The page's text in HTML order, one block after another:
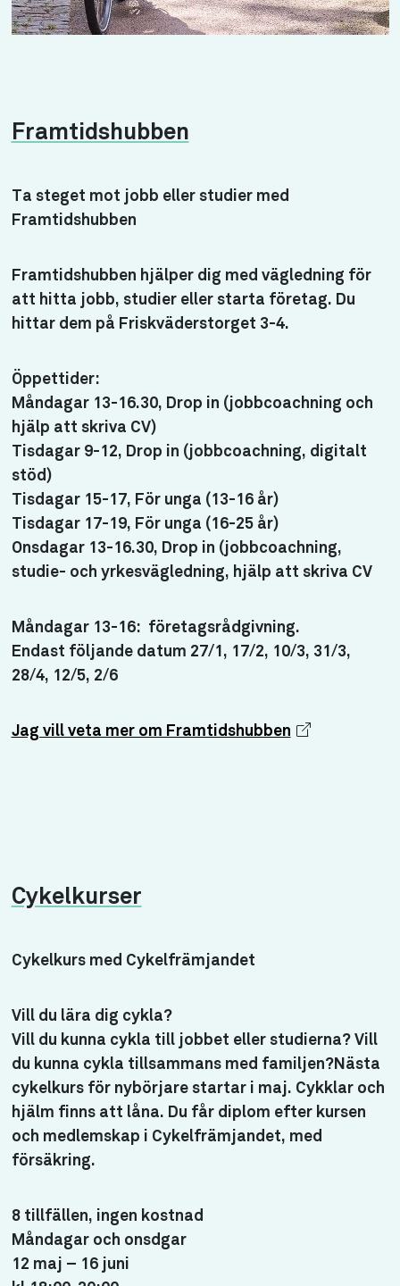
Framtidshubben
Ta steget mot jobb eller studier med
Framtidshubben
Framtidshubben hjälper dig med vägledning för
att hitta jobb, studier eller starta företag. Du
hittar dem på Friskväderstorget 3-4.
Öppettider:
Måndagar 13-16.30, Drop in (jobbcoachning och
hjälp att skriva CV)
Tisdagar 9-12, Drop in (jobbcoachning, digitalt
stöd)
Tisdagar 15-17, För unga (13-16 år)
Tisdagar 17-19, För unga (16-25 år)
Onsdagar 13-16.30, Drop in (jobbcoachning,
studie- och yrkesvägledning, hjälp att skriva CV
Måndagar 13-16: företagsrådgivning.
Endast följande datum 27/1, 17/2, 10/3, 31/3,
28/4, 12/5, 2/6
Jag vill veta mer om Framtidshubben
Cykelkurser
Cykelkurs med Cykelfrämjandet
Vill du lära dig cykla?
Vill du kunna cykla till jobbet eller studierna? Vill
du kunna cykla tillsammans med familjen?Nästa
cykelkurs för nybörjare startar i maj. Cykklar och
hjälm finns att låna. Du får diplom efter kursen
och medlemskap i Cykelfrämjandet, med
försäkring.
8 tillfällen, ingen kostnad
Måndagar och onsdgar
12 maj – 16 juni